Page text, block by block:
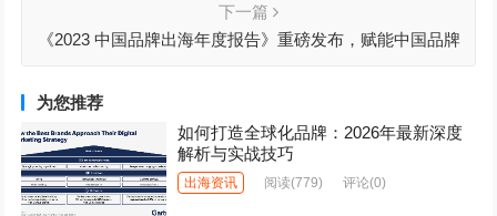
下一篇
《2023 中国品牌出海年度报告》重磅发布，赋能中国品牌
为您推荐
如何打造全球化品牌：2026年最新深度
解析与实战技巧
出海资讯 阅读(779) 评论(0)